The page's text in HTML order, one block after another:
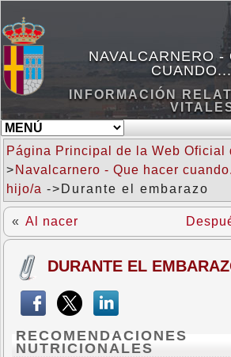
NAVALCARNERO -
CUANDO...
INFORMACIÓN
Página Principal de la Web Oficial
> Navalcarnero - Que hacer
hijo/a ->Durante el embarazo
« Al nacer
DURANTE EL
RECOMENDACIONES
NUTRICIONALES